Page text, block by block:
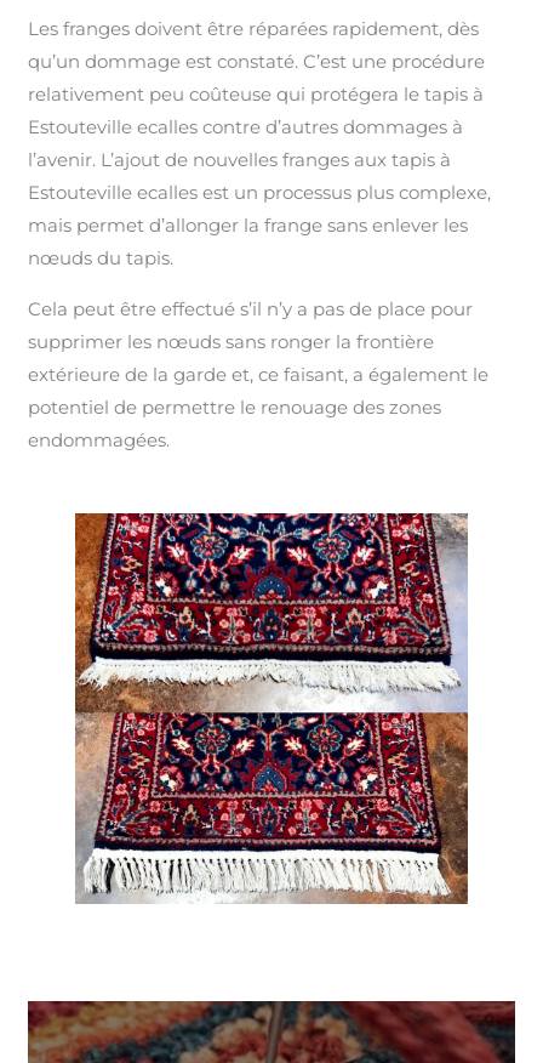
Les franges doivent être réparées rapidement, dès
qu’un dommage est constaté. C’est une procédure
relativement peu coûteuse qui protégera le tapis à
Estouteville ecalles contre d’autres dommages à
l’avenir. L’ajout de nouvelles franges aux tapis à
Estouteville ecalles est un processus plus complexe,
mais permet d’allonger la frange sans enlever les
nœuds du tapis.
Cela peut être effectué s’il n’y a pas de place pour
supprimer les nœuds sans ronger la frontière
extérieure de la garde et, ce faisant, a également le
potentiel de permettre le renouage des zones
endommagées.